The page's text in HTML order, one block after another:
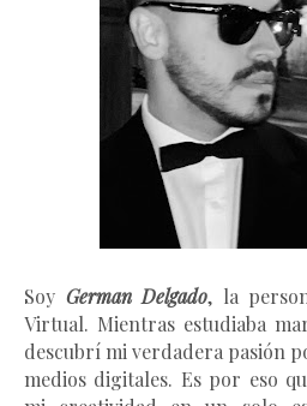
Soy German Delgado, la
Virtual. Mientras estudiaba
descubrí mi verdadera pasión
medios digitales. Es por eso